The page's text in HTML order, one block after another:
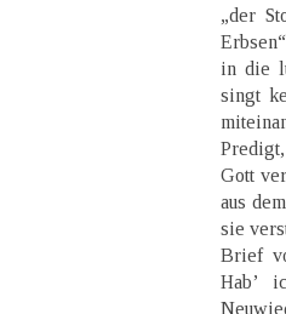
„der
in die
singt
Gott
aus
sie
Brief
Hab’